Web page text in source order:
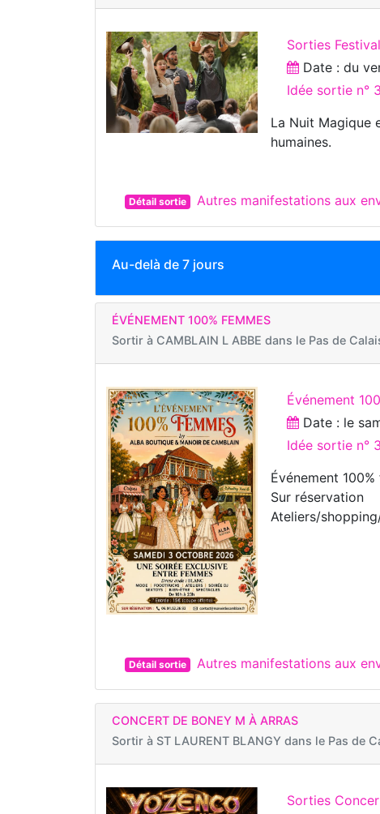
Sorties
Date : du
Idée sortie n°
La Nuit Magique
humaines.
Détail sortie Autres manifestations aux
Au-delà de 7 jours
ÉVÉNEMENT 100% FEMMES
Sortir à CAMBLAIN L ABBE dans le Pas de
Événement
Date : le
Idée sortie n°
Événement
Sur réservation
Ateliers/
Détail sortie Autres manifestations aux
CONCERT DE BONEY M À ARRAS
Sortir à ST LAURENT BLANGY dans le Pas de
Sorties